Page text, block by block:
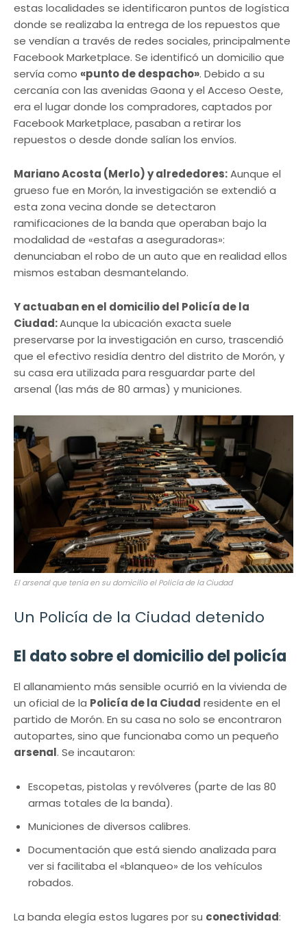
estas localidades se identificaron puntos de logística
donde se realizaba la entrega de los repuestos que
se vendían a través de redes sociales, principalmente
Facebook Marketplace. Se identificó un domicilio que
servía como «punto de despacho». Debido a su
cercanía con las avenidas Gaona y el Acceso Oeste,
era el lugar donde los compradores, captados por
Facebook Marketplace, pasaban a retirar los
repuestos o desde donde salían los envíos.
Mariano Acosta (Merlo) y alrededores:Aunque el
grueso fue en Morón, la investigación se extendió a
esta zona vecina donde se detectaron
ramificaciones de la banda que operaban bajo la
modalidad de «estafas a aseguradoras»:
denunciaban el robo de un auto que en realidad ellos
mismos estaban desmantelando.
Y actuaban en el domicilio del Policía de la
Ciudad:Aunque la ubicación exacta suele
preservarse por la investigación en curso, trascendió
que el efectivo residía dentro del distrito de Morón, y
su casa era utilizada para resguardar parte del
arsenal (las más de 80 armas) y municiones.
El arsenal que tenía en su domicilio el Policía de la Ciudad
Un Policía de la Ciudad detenido
El dato sobre el domicilio del policía
El allanamiento más sensible ocurrió en la vivienda de
un oficial de la Policía de la Ciudad residente en el
partido de Morón. En su casa no solo se encontraron
autopartes, sino que funcionaba como un pequeño
arsenal. Se incautaron:
Escopetas, pistolas y revólveres (parte de las 80
armas totales de la banda).
Municiones de diversos calibres.
Documentación que está siendo analizada para
ver si facilitaba el «blanqueo» de los vehículos
robados.
La banda elegía estos lugares por su conectividad: